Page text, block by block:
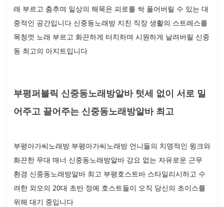
래 부르고 춤추며 일상의 해묵은 피로를 싹 풀어버릴 수 있는 대
중적인 공간입니다 신중동노래방 지친 직장 생활의 스트레스를
목청껏 노래 부르고 화끈하게 터치하며 시원하게 날려버릴 신중
동 최고의 아지트입니다
부평퍼블릭 신중동노래방알바 텃세 없이 서로 밀
어주고 끌어주는 신중동노래방알바 최고
부평아가씨노래방 부평아가씨노래방 언니들의 치명적인 윙크와
화끈한 무대 매너 신중동노래방알바 강요 없는 자유로운 근무
환경 신중동노래방알바 최고 부평호스트바 스타일리시하고 수
려한 외모의 20대 초반 정예 호스트들이 오직 당신의 초이스를
위해 대기 중입니다